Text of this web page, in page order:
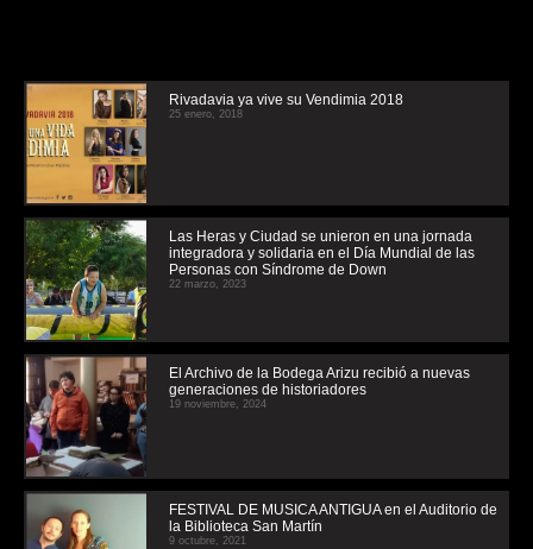
Rivadavia ya vive su Vendimia 2018
25 enero, 2018
Las Heras y Ciudad se unieron en una jornada
integradora y solidaria en el Día Mundial de las
Personas con Síndrome de Down
22 marzo, 2023
El Archivo de la Bodega Arizu recibió a nuevas
generaciones de historiadores
19 noviembre, 2024
FESTIVAL DE MUSICA ANTIGUA en el Auditorio de
la Biblioteca San Martín
9 octubre, 2021